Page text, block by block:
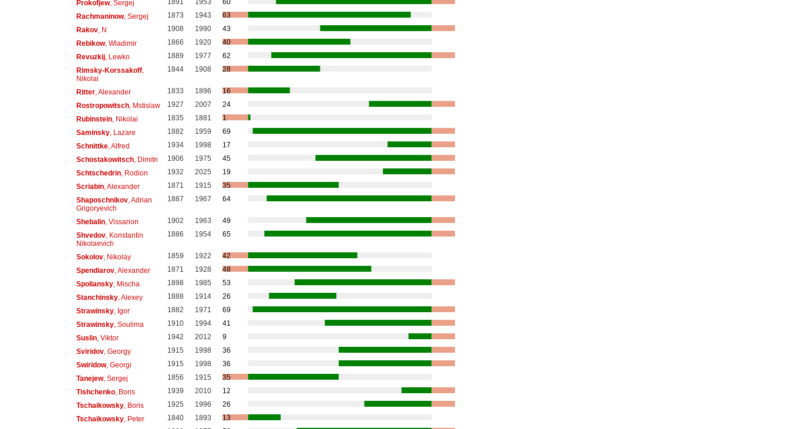
Prokofjew, Sergej
Rachmaninow, Sergej 1873 1943
63
Rakov, N 1908 1990
43
Rebikow, Wladimir 1866 1920
40
Revuzkij, Lewko 1889 1977
62
Rimsky-Korssakoff,
Nikolai
1844 1908 28
Ritter, Alexander 1833 1896
16
Rostropowitsch, Mstislaw 1927 2007
24
Rubinstein, Nikolai 1835 1881
1
Saminsky, Lazare 1882 1959
69
Schnittke, Alfred 1934 1998
17
Schostakowitsch, Dimitri 1906 1975
45
Schtschedrin, Rodion 1932 2025
19
Scriabin, Alexander 1871 1915
35
Shaposchnikov, Adrian
Grigoryevich
1887 1967 64
Shebalin, Vissarion 1902 1963
49
Shvedov, Konstantin
Nikolaevich
1886 1954 65
Sokolov, Nikolay 1859 1922
42
Spendiarov, Alexander 1871 1928
48
Spoliansky, Mischa 1898 1985
53
Stanchinsky, Alexey 1888 1914
26
Strawinsky, Igor 1882 1971
69
Strawinsky, Soulima 1910 1994
41
Suslin, Viktor 1942 2012
9
Sviridov, Georgy 1915 1998
36
Swiridow, Georgi 1915 1998
36
Tanejew, Sergej 1856 1915
35
Tishchenko, Boris 1939 2010
12
Tschaikowsky, Boris 1925 1996
26
Tschaikowsky, Peter 1840 1893
13